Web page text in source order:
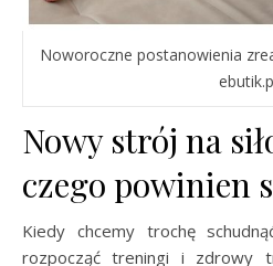
Noworoczne postanowienia
Nowy strój na
czego powinien
Kiedy chcemy trochę
rozpocząć treningi i zdrowy